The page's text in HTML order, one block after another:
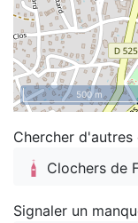
500 m
Chercher
Clochers de
Signaler un